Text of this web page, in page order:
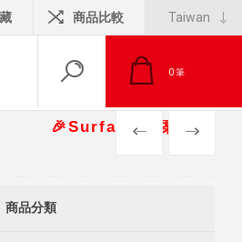
商品比較
0筆
🎉Surface 專案報價另有
PREV NEXT
商品分類